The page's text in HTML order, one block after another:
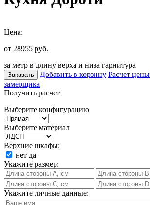
Цена:
от 28955 руб.
за метр в длину верха и низа гарнитура
Заказать Добавить в корзину Расчет цены
замерщика
Получить расчет
Выберите конфигурацию
Выберите материал
Верхние шкафы:
нет да
Укажите размер:
Укажите личные данные: